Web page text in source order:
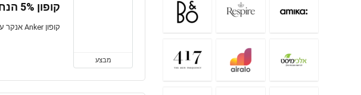
מבצע
קופון 5% הנחה – Anker אנקר ישראל
קופון Anker אנקר עם 5% הנחה בהרשמה לניוזלטר, בהתאם לתנאים, בתוקף לזמן מוגבל